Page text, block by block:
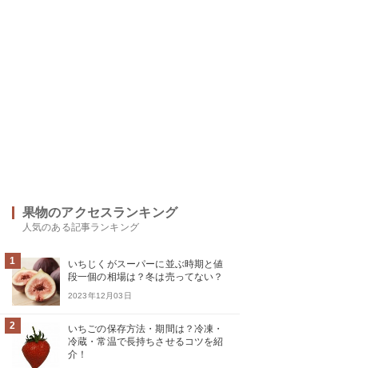
果物のアクセスランキング
人気のある記事ランキング
1
いちじくがスーパーに並ぶ時期と値
段一個の相場は？冬は売ってない？
2023年12月03日
2
いちごの保存方法・期間は？冷凍・
冷蔵・常温で長持ちさせるコツを紹
介！